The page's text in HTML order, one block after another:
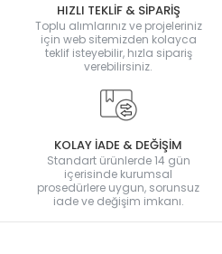
HIZLI TEKLİF & SİPARİŞ
Toplu alımlarınız ve projeleriniz
için web sitemizden kolayca
teklif isteyebilir, hızla sipariş
verebilirsiniz.
KOLAY İADE & DEĞİŞİM
Standart ürünlerde 14 gün
içerisinde kurumsal
prosedürlere uygun, sorunsuz
iade ve değişim imkanı.